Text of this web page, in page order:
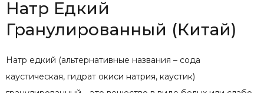
Натр Едкий
Гранулированный (Китай)
Натр едкий (альтернативные названия – сода
каустическая, гидрат окиси натрия, каустик)